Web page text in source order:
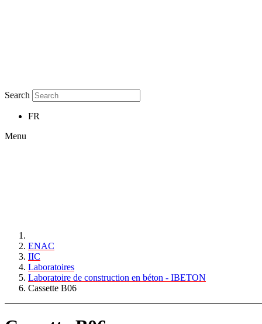
Search
FR
Menu
ENAC
IIC
Laboratoires
Laboratoire de construction en béton - IBETON
Cassette B06